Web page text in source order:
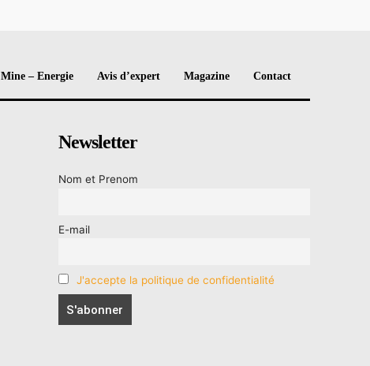
Mine – Energie Avis d’expert Magazine Contact
Newsletter
Nom et Prenom
E-mail
J'accepte la politique de confidentialité